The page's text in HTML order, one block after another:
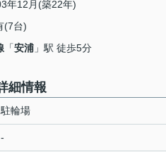
年12月(築22年)
(7台)
「安浦 」駅 徒歩5分
細情報
駐輪場
-